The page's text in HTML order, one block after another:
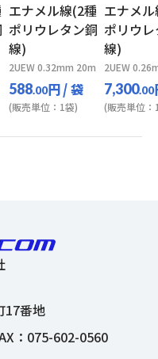
エナメル線(2種
ポリウレタン銅
線)
2UEW 0.32mm 20m
588.00円/ 袋
(販売単位：1袋)
エナメ
ポリウ
線)
2UEW
7,300.00
(販売単位：
17番地
：075-602-0560